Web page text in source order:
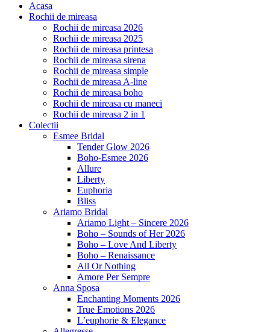
Acasa
Rochii de mireasa
Rochii de mireasa 2026
Rochii de mireasa 2025
Rochii de mireasa printesa
Rochii de mireasa sirena
Rochii de mireasa simple
Rochii de mireasa A-line
Rochii de mireasa boho
Rochii de mireasa cu maneci
Rochii de mireasa 2 in 1
Colectii
Esmee Bridal
Tender Glow 2026
Boho-Esmee 2026
Allure
Liberty
Euphoria
Bliss
Ariamo Bridal
Ariamo Light – Sincere 2026
Boho – Sounds of Her 2026
Boho – Love And Liberty
Boho – Renaissance
All Or Nothing
Amore Per Sempre
Anna Sposa
Enchanting Moments 2026
True Emotions 2026
L’euphorie & Elegance